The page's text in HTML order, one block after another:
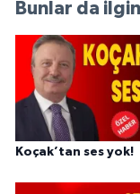
Bunlar da
Koçak’tan ses yok!